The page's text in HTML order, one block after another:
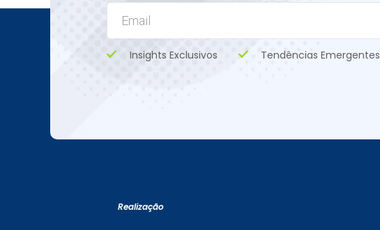
Insights Exclusivos Tendências Emergentes
Realização